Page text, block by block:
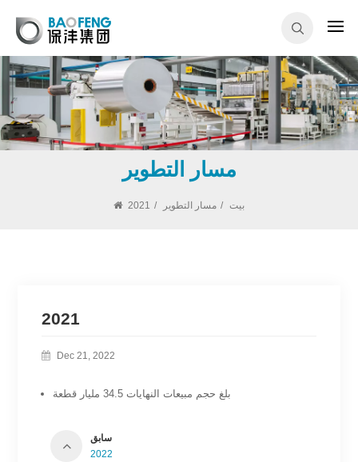
مسار التطوير
بيت / مسار التطوير /
2021
2021
Dec 21, 2022
بلغ حجم مبيعات النهايات 34.5 مليار قطعة
سابق
2022